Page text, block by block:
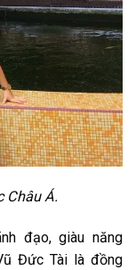
Châu Á.
đạo, giàu năng
Đức Tài là đồng